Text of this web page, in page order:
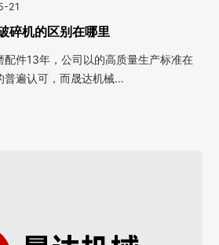
21
碎机的区别在哪里
配件13年，公司以的高质量生产标准在
普遍认可，而晟达机械…